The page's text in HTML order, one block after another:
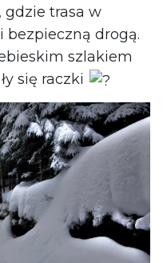
gdzie trasa w
bezpieczną drogą.
szlakiem
się raczki